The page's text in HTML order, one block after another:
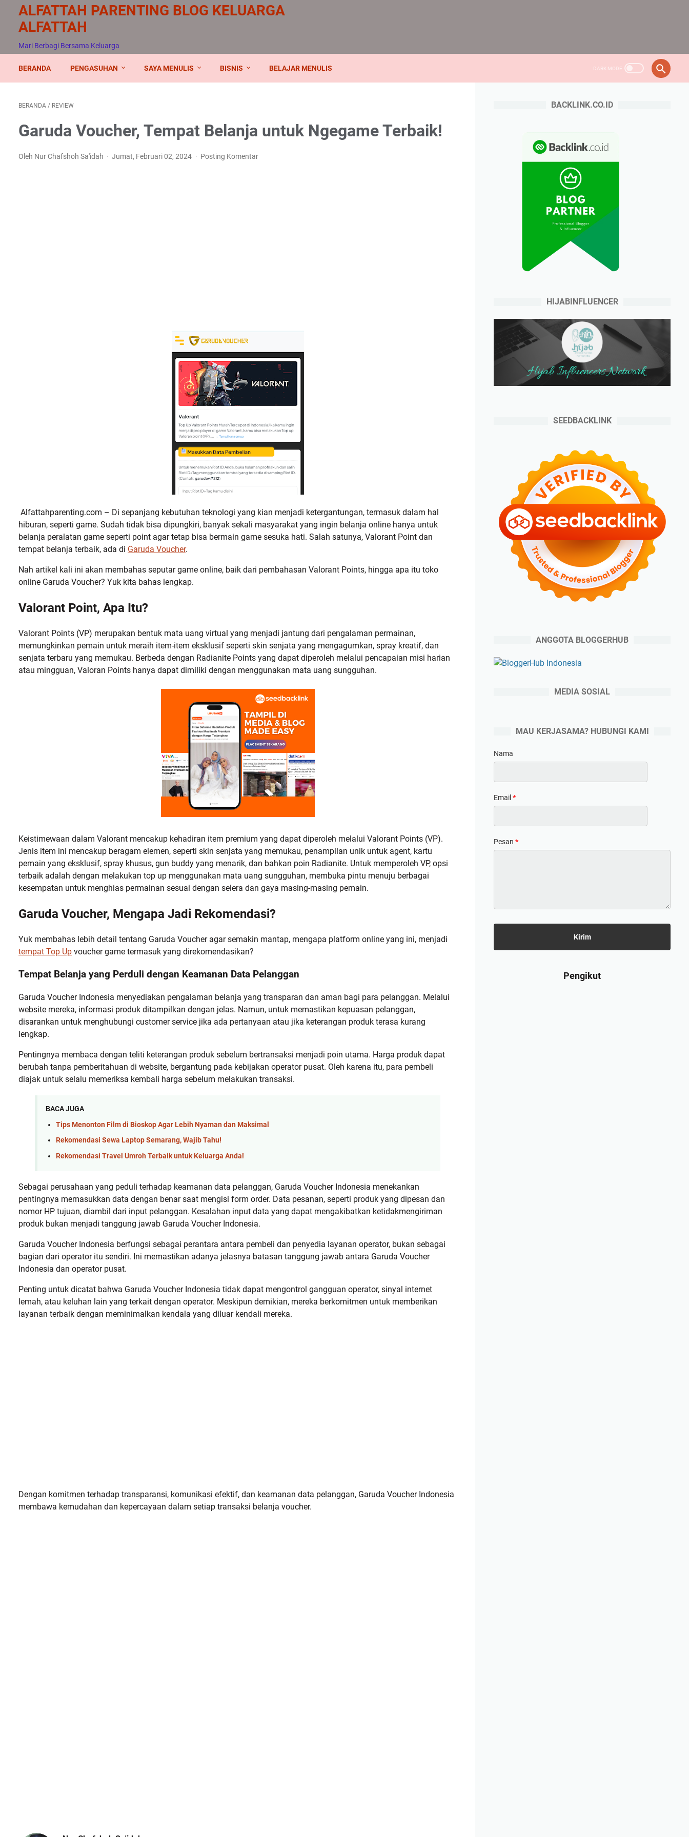
ALFATTAH PARENTING BLOG KELUARGA
ALFATTAH
Mari Berbagi Bersama Keluarga
BERANDA PENGASUHAN SAYA MENULIS BISNIS BELAJAR MENULIS
BERANDA / REVIEW
Garuda Voucher, Tempat Belanja untuk Ngegame Terbaik!
Oleh Nur Chafshoh Sa'idah Jumat, Februari 02, 2024 Posting Komentar
Alfattahparenting.com – Di sepanjang kebutuhan teknologi yang kian menjadi ketergantungan, termasuk dalam hal
hiburan, seperti game. Sudah tidak bisa dipungkiri, banyak sekali masyarakat yang ingin belanja online hanya untuk
belanja peralatan game seperti point agar tetap bisa bermain game sesuka hati. Salah satunya, Valorant Point dan
tempat belanja terbaik, ada di Garuda Voucher.
Nah artikel kali ini akan membahas seputar game online, baik dari pembahasan Valorant Points, hingga apa itu toko
online Garuda Voucher? Yuk kita bahas lengkap.
Valorant Point, Apa Itu?
Valorant Points (VP) merupakan bentuk mata uang virtual yang menjadi jantung dari pengalaman permainan,
memungkinkan pemain untuk meraih item-item eksklusif seperti skin senjata yang mengagumkan, spray kreatif, dan
senjata terbaru yang memukau. Berbeda dengan Radianite Points yang dapat diperoleh melalui pencapaian misi harian
atau mingguan, Valoran Points hanya dapat dimiliki dengan menggunakan mata uang sungguhan.
Keistimewaan dalam Valorant mencakup kehadiran item premium yang dapat diperoleh melalui Valorant Points (VP).
Jenis item ini mencakup beragam elemen, seperti skin senjata yang memukau, penampilan unik untuk agent, kartu
pemain yang eksklusif, spray khusus, gun buddy yang menarik, dan bahkan poin Radianite. Untuk memperoleh VP, opsi
terbaik adalah dengan melakukan top up menggunakan mata uang sungguhan, membuka pintu menuju berbagai
kesempatan untuk menghias permainan sesuai dengan selera dan gaya masing-masing pemain.
Garuda Voucher, Mengapa Jadi Rekomendasi?
Yuk membahas lebih detail tentang Garuda Voucher agar semakin mantap, mengapa platform online yang ini, menjadi
tempat Top Up voucher game termasuk yang direkomendasikan?
Tempat Belanja yang Perduli dengan Keamanan Data Pelanggan
Garuda Voucher Indonesia menyediakan pengalaman belanja yang transparan dan aman bagi para pelanggan. Melalui
website mereka, informasi produk ditampilkan dengan jelas. Namun, untuk memastikan kepuasan pelanggan,
disarankan untuk menghubungi customer service jika ada pertanyaan atau jika keterangan produk terasa kurang
lengkap.
Pentingnya membaca dengan teliti keterangan produk sebelum bertransaksi menjadi poin utama. Harga produk dapat
berubah tanpa pemberitahuan di website, bergantung pada kebijakan operator pusat. Oleh karena itu, para pembeli
diajak untuk selalu memeriksa kembali harga sebelum melakukan transaksi.
BACA JUGA
Tips Menonton Film di Bioskop Agar Lebih Nyaman dan Maksimal
Rekomendasi Sewa Laptop Semarang, Wajib Tahu!
Rekomendasi Travel Umroh Terbaik untuk Keluarga Anda!
Sebagai perusahaan yang peduli terhadap keamanan data pelanggan, Garuda Voucher Indonesia menekankan
pentingnya memasukkan data dengan benar saat mengisi form order. Data pesanan, seperti produk yang dipesan dan
nomor HP tujuan, diambil dari input pelanggan. Kesalahan input data yang dapat mengakibatkan ketidakmengiriman
produk bukan menjadi tanggung jawab Garuda Voucher Indonesia.
Garuda Voucher Indonesia berfungsi sebagai perantara antara pembeli dan penyedia layanan operator, bukan sebagai
bagian dari operator itu sendiri. Ini memastikan adanya jelasnya batasan tanggung jawab antara Garuda Voucher
Indonesia dan operator pusat.
Penting untuk dicatat bahwa Garuda Voucher Indonesia tidak dapat mengontrol gangguan operator, sinyal internet
lemah, atau keluhan lain yang terkait dengan operator. Meskipun demikian, mereka berkomitmen untuk memberikan
layanan terbaik dengan meminimalkan kendala yang diluar kendali mereka.
Dengan komitmen terhadap transparansi, komunikasi efektif, dan keamanan data pelanggan, Garuda Voucher Indonesia
membawa kemudahan dan kepercayaan dalam setiap transaksi belanja voucher.
BACKLINK.CO.ID
HIJABINFLUENCER
SEEDBACKLINK
ANGGOTA BLOGGERHUB
MEDIA SOSIAL
MAU KERJASAMA? HUBUNGI KAMI
Nama
Email*
Pesan*
Pengikut